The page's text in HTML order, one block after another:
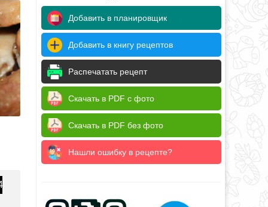
Добавить в планировщик
Добавить в книгу рецептов
Распечатать рецепт
Скачать в PDF с фото
Скачать в PDF без фото
Нашли ошибку в рецепте?